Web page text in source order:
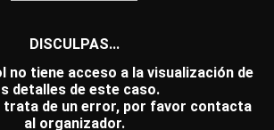
DISCULPAS...
no tiene acceso a la visualización de
detalles de este caso.
trata de un error, por favor contacta
al organizador.